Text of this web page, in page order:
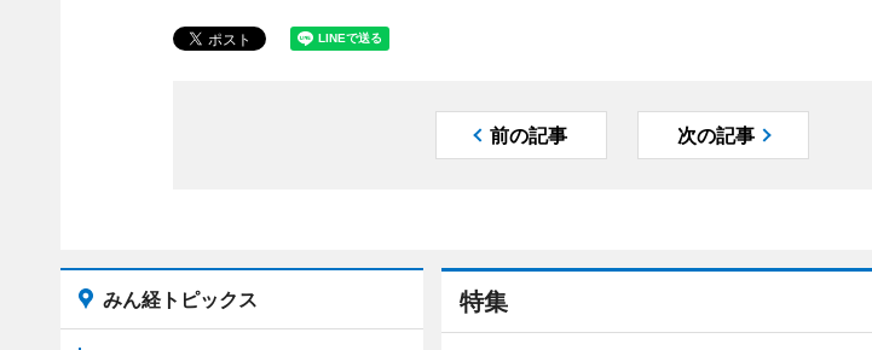
前の記事 次の記事
特集
みん経トピックス